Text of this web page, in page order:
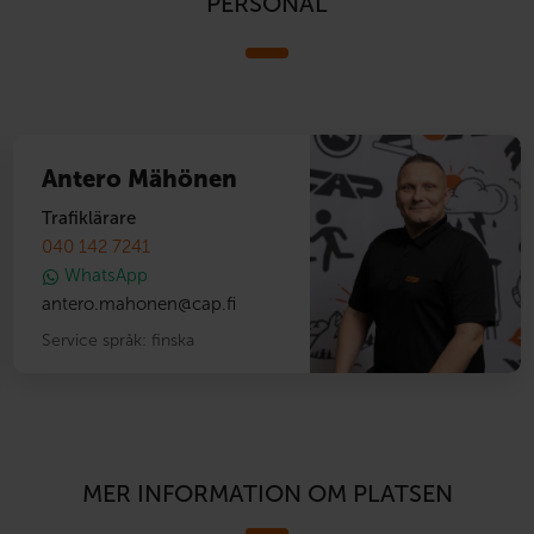
Antero Mähönen
Trafiklärare
040 142 7241
WhatsApp
antero.mahonen@cap.fi
Service språk: finska
MER INFORMATION OM PLATSEN